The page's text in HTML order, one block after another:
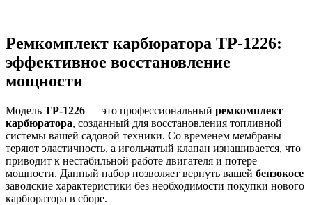
Ремкомплект карбюратора TP-1226:
эффективное восстановление
мощности
Модель TP-1226 — это профессиональный ремкомплект
карбюратора, созданный для восстановления топливной
системы вашей садовой техники. Со временем мембраны
теряют эластичность, а игольчатый клапан изнашивается, что
приводит к нестабильной работе двигателя и потере
мощности. Данный набор позволяет вернуть вашей бензокосе
заводские характеристики без необходимости покупки нового
карбюратора в сборе.